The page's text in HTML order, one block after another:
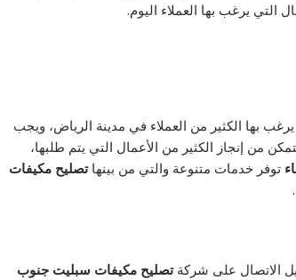
يرغب بها العملاء اليوم.
بها الكثير من العملاء في مدينة الرياض، ويجب
من إنجاز الكثير من الأعمال التي يتم طلبها،
توفر خدمات متنوعة والتي من بينهاتصليح مكيفات
الاتصال على شركةتصليح مكيفات سبليت جنوب